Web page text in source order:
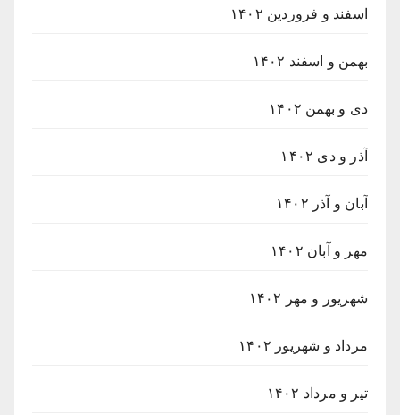
اسفند و فروردین ۱۴۰۲
بهمن و اسفند ۱۴۰۲
دی و بهمن ۱۴۰۲
آذر و دی ۱۴۰۲
آبان و آذر ۱۴۰۲
مهر و آبان ۱۴۰۲
شهریور و مهر ۱۴۰۲
مرداد و شهریور ۱۴۰۲
تیر و مرداد ۱۴۰۲